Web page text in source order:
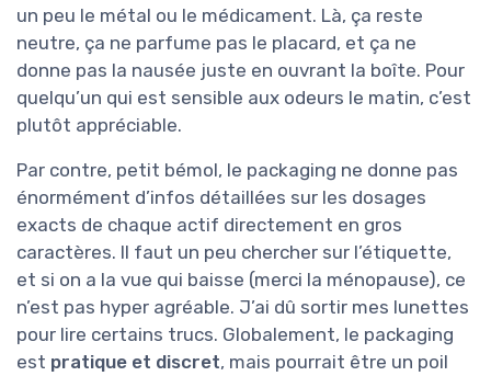
un peu le métal ou le médicament. Là, ça reste
neutre, ça ne parfume pas le placard, et ça ne
donne pas la nausée juste en ouvrant la boîte. Pour
quelqu’un qui est sensible aux odeurs le matin, c’est
plutôt appréciable.
Par contre, petit bémol, le packaging ne donne pas
énormément d’infos détaillées sur les dosages
exacts de chaque actif directement en gros
caractères. Il faut un peu chercher sur l’étiquette,
et si on a la vue qui baisse (merci la ménopause), ce
n’est pas hyper agréable. J’ai dû sortir mes lunettes
pour lire certains trucs. Globalement, le packaging
est pratique et discret, mais pourrait être un poil